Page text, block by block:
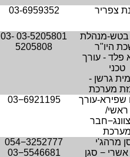
צפריר 03-6959352
בטש-מנהלת
היו"ר
פלד - עורך
טכני
גרשן -
מערכת
03-5205801
03-
5205808
שפירא-עורך
ראשי/
03−6921195
מרהג'י
אשרי − סגן
054−3252777
03−5546681